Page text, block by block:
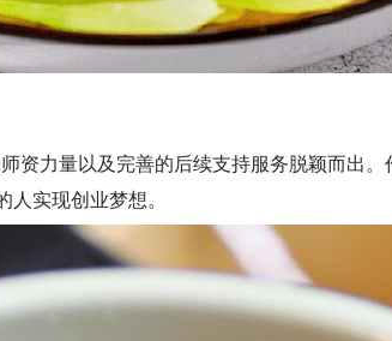
力量以及完善的后续支持服务脱颖而出。
人实现创业梦想。